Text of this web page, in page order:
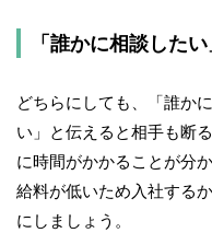
「誰かに相談した
どちらにしても、「誰か
い」と伝えると相手も断
に時間がかかることが分
給料が低いため入社する
にしましょう。